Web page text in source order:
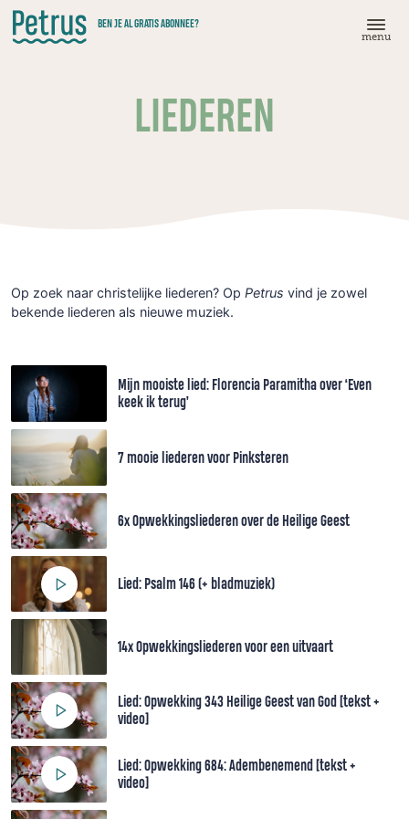
Doorgaan
naar
hoofdinhoud
BEN JE AL GRATIS ABONNEE?
menu
LIEDEREN
Op zoek naar christelijke liederen? Op Petrus vind je zowel
bekende liederen als nieuwe muziek.
Mijn mooiste lied: Florencia Paramitha over ‘Even
keek ik terug’
7 mooie liederen voor Pinksteren
6x Opwekkingsliederen over de Heilige Geest
Lied: Psalm 146 (+ bladmuziek)
14x Opwekkingsliederen voor een uitvaart
Lied: Opwekking 343 Heilige Geest van God [tekst +
video]
Lied: Opwekking 684: Adembenemend [tekst +
video]